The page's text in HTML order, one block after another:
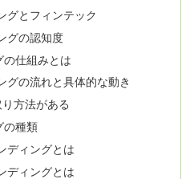
グとフィンテック
グの認知度
の仕組みとは
グの流れと具体的な動き
方法がある
の種類
ディングとは
ディングとは